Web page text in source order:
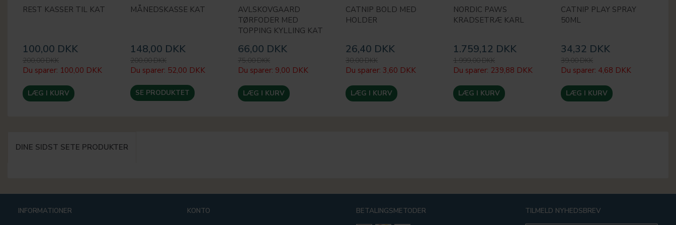
REST KASSER TIL KAT
100,00 DKK
200,00 DKK
Du sparer: 100,00 DKK
LÆG I KURV
MÅNEDSKASSE KAT
148,00 DKK
200,00 DKK
Du sparer: 52,00 DKK
SE PRODUKTET
AVLSKOVGAARD
TØRFODER MED
TOPPING KYLLING KAT
66,00 DKK
75,00 DKK
Du sparer: 9,00 DKK
LÆG I KURV
CATNIP BOLD MED
HOLDER
26,40 DKK
30,00 DKK
Du sparer: 3,60 DKK
LÆG I KURV
NORDIC PAWS
KRADSETRÆ KARL
1.759,12 DKK
1.999,00 DKK
Du sparer: 239,88 DKK
LÆG I KURV
CATNIP PLAY SPRAY
50ML
34,32 DKK
39,00 DKK
Du sparer: 4,68 DKK
LÆG I KURV
DINE SIDST SETE PRODUKTER
INFORMATIONER KONTO BETALINGSMETODER
TILMELD NYHEDSBREV